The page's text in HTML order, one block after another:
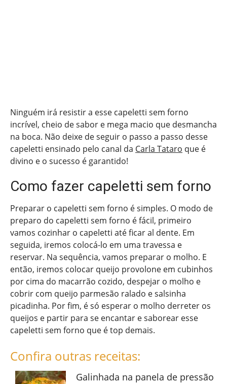
Ninguém irá resistir a esse capeletti sem forno
incrível, cheio de sabor e mega macio que desmancha
na boca. Não deixe de seguir o passo a passo desse
capeletti ensinado pelo canal da Carla Tataro que é
divino e o sucesso é garantido!
Como fazer capeletti sem forno
Preparar o capeletti sem forno é simples. O modo de
preparo do capeletti sem forno é fácil, primeiro
vamos cozinhar o capeletti até ficar al dente. Em
seguida, iremos colocá-lo em uma travessa e
reservar. Na sequência, vamos preparar o molho. E
então, iremos colocar queijo provolone em cubinhos
por cima do macarrão cozido, despejar o molho e
cobrir com queijo parmesão ralado e salsinha
picadinha. Por fim, é só esperar o molho derreter os
queijos e partir para se encantar e saborear esse
capeletti sem forno que é top demais.
Confira outras receitas:
Galinhada na panela de pressão